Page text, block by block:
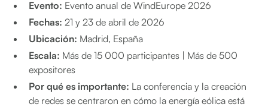
Evento: Evento anual de WindEurope 2026
Fechas: 21 y 23 de abril de 2026
Ubicación: Madrid, España
Escala: Más de 15 000 participantes | Más de 500
expositores
Por qué es importante: La conferencia y la creación
de redes se centraron en cómo la energía eólica está